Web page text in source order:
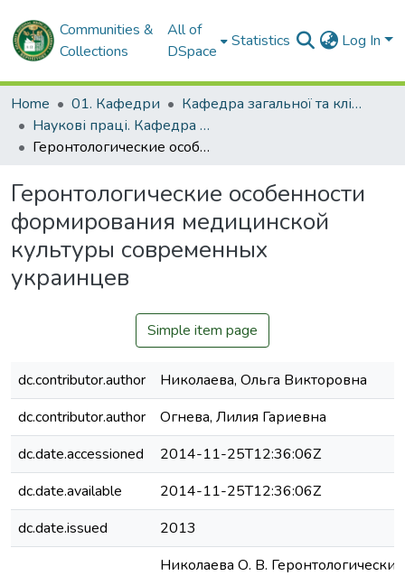
Communities &
Collections
All of
DSpace
Statistics Log In
Home 01. Кафедри
Кафедра загальної та клінічної патологічної фізіології імені Д.О. Альперна
Наукові праці. Кафедра загальної та клінічної патофізіології імені Д.О. Альперна
Геронтологические особенности формирования медицинской культуры современных украинцев
Геронтологические особенности
формирования медицинской
культуры современных
украинцев
Simple item page
dc.contributor.author
Николаева, Ольга Викторовна
dc.contributor.author
Огнева, Лилия Гариевна
dc.date.accessioned
2014-11-25T12:36:06Z
dc.date.available
2014-11-25T12:36:06Z
dc.date.issued
2013
Николаева О. В. Геронтологические